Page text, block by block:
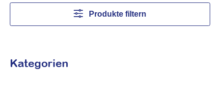
Produkte filtern
Kategorien